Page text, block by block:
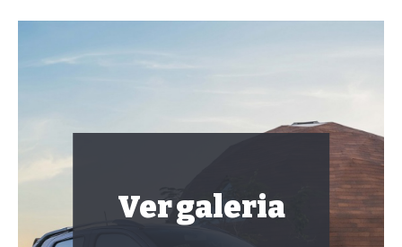
Ver galeria